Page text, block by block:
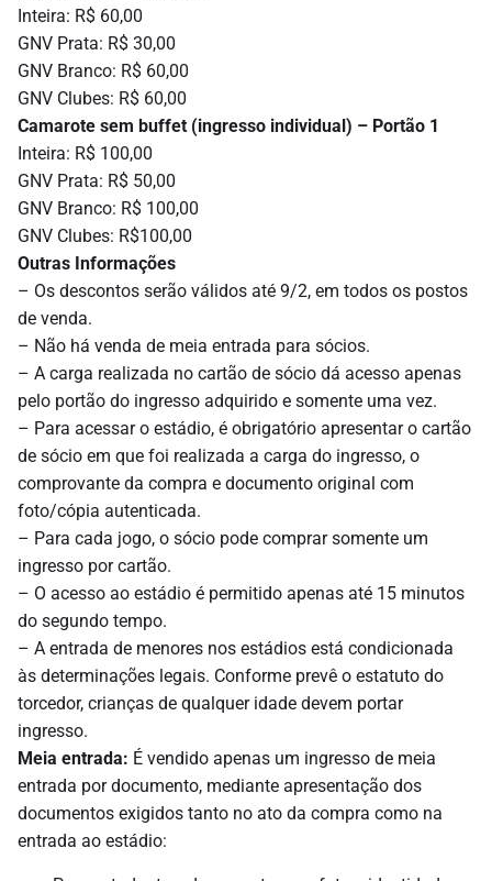
Inteira: R$ 60,00
GNV Prata: R$ 30,00
GNV Branco: R$ 60,00
GNV Clubes: R$ 60,00
Camarote sem buffet (ingresso individual) – Portão 1
Inteira: R$ 100,00
GNV Prata: R$ 50,00
GNV Branco: R$ 100,00
GNV Clubes: R$100,00
Outras Informações
– Os descontos serão válidos até 9/2, em todos os postos
de venda.
– Não há venda de meia entrada para sócios.
– A carga realizada no cartão de sócio dá acesso apenas
pelo portão do ingresso adquirido e somente uma vez.
– Para acessar o estádio, é obrigatório apresentar o cartão
de sócio em que foi realizada a carga do ingresso, o
comprovante da compra e documento original com
foto/cópia autenticada.
– Para cada jogo, o sócio pode comprar somente um
ingresso por cartão.
– O acesso ao estádio é permitido apenas até 15 minutos
do segundo tempo.
– A entrada de menores nos estádios está condicionada
às determinações legais. Conforme prevê o estatuto do
torcedor, crianças de qualquer idade devem portar
ingresso.
Meia entrada: É vendido apenas um ingresso de meia
entrada por documento, mediante apresentação dos
documentos exigidos tanto no ato da compra como na
entrada ao estádio: